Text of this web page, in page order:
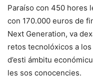
Paraíso con 450 hores
con 170.000 euros de
Next Generation, va
retos tecnolóxicos a
d’esti ámbitu
les sos conocencies.